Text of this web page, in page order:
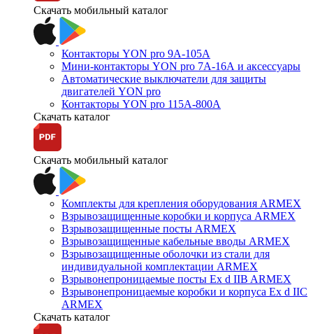
Скачать мобильный каталог
Контакторы YON pro 9А-105А
Мини-контакторы YON pro 7А-16А и аксессуары
Автоматические выключатели для защиты
двигателей YON pro
Контакторы YON pro 115А-800А
Скачать каталог
Скачать мобильный каталог
Комплекты для крепления оборудования ARMEX
Взрывозащищенные коробки и корпуса ARMEX
Взрывозащищенные посты ARMEX
Взрывозащищенные кабельные вводы ARMEX
Взрывозащищенные оболочки из стали для
индивидуальной комплектации ARMEX
Взрывонепроницаемые посты Ex d IIB ARMEX
Взрывонепроницаемые коробки и корпуса Ex d IIС
ARMEX
Скачать каталог